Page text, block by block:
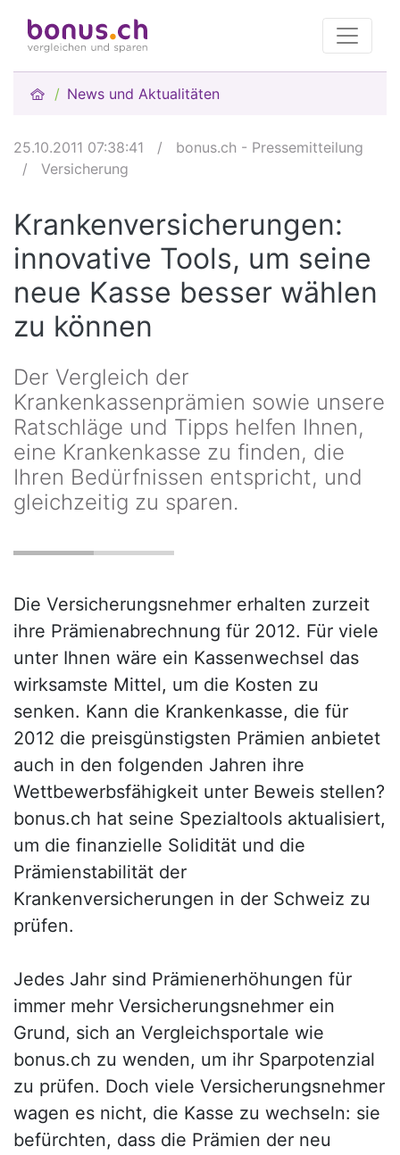
News und Aktualitäten
25.10.2011 07:38:41 /
bonus.ch - Pressemitteilung
/
Versicherung
Krankenversicherungen:
innovative Tools, um seine
neue Kasse besser wählen
zu können
Der Vergleich der
Krankenkassenprämien sowie unsere
Ratschläge und Tipps helfen Ihnen,
eine Krankenkasse zu finden, die
Ihren Bedürfnissen entspricht, und
gleichzeitig zu sparen.
Die Versicherungsnehmer erhalten zurzeit
ihre Prämienabrechnung für 2012. Für viele
unter Ihnen wäre ein Kassenwechsel das
wirksamste Mittel, um die Kosten zu
senken. Kann die Krankenkasse, die für
2012 die preisgünstigsten Prämien anbietet
auch in den folgenden Jahren ihre
Wettbewerbsfähigkeit unter Beweis stellen?
bonus.ch hat seine Spezialtools aktualisiert,
um die finanzielle Solidität und die
Prämienstabilität der
Krankenversicherungen in der Schweiz zu
prüfen.
Jedes Jahr sind Prämienerhöhungen für
immer mehr Versicherungsnehmer ein
Grund, sich an Vergleichsportale wie
bonus.ch zu wenden, um ihr Sparpotenzial
zu prüfen. Doch viele Versicherungsnehmer
wagen es nicht, die Kasse zu wechseln: sie
befürchten, dass die Prämien der neu